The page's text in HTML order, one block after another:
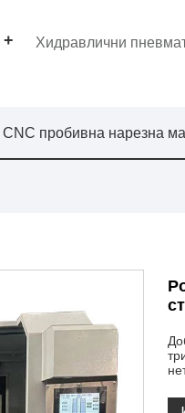
Хидравлични
CNC пробивна нарезна